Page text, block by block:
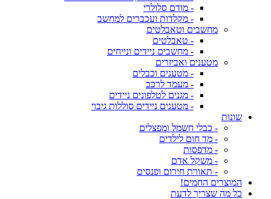
- מודם סלולרי
- מקלדות ועכברים למחשב
מחשבים וטאבלטים
- טאבלטים
- מחשבים ניידים ונייחים
מטענים ואביזרים
- מטענים וכבלים
- מעמד לרכב
- מגנים לטלפונים ניידים
- מטענים ניידים סוללות גיבוי
שונות
- כבלי חשמל ומפצלים
- מד חום לילדים
- מדפסות
- משקל אדם
- תאורת חירום ופנסים
המוצרים החמים!
כל מה שצריך לדעת